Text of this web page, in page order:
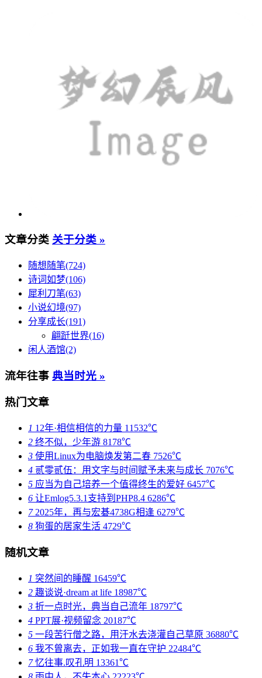
文章分类 关于分类 »
随想随笔(724)
诗词如梦(106)
犀利刀笔(63)
小说幻境(97)
分享成长(191)
翩跹世界(16)
闲人酒馆(2)
流年往事 典当时光 »
热门文章
1 12年·相信相信的力量 11532℃
2 终不似，少年游 8178℃
3 使用Linux为电脑焕发第二春 7526℃
4 贰零贰伍：用文字与时间赋予未来与成长 7076℃
5 应当为自己培养一个值得终生的爱好 6457℃
6 让Emlog5.3.1支持到PHP8.4 6286℃
72025年，再与宏碁4738G相逢 6279℃
8 狗蛋的居家生活 4729℃
随机文章
1 突然间的睡醒 16459℃
2 趣谈说·dream at life 18987℃
3 折一点时光，典当自己流年 18797℃
4 PPT展·视频留念 20187℃
5 一段苦行僧之路，用汗水去浇灌自己草原 36880℃
6 我不曾离去，正如我一直在守护 22484℃
7忆往事.叹孔明 13361℃